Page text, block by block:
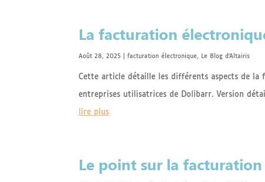
La facturation
Août 28, 2025 |facturation électronique, Le Blog d'Altairis
Cette article détaille les différents aspects de la
entreprises utilisatrices de Dolibarr. Version
lire plus
Le point sur la